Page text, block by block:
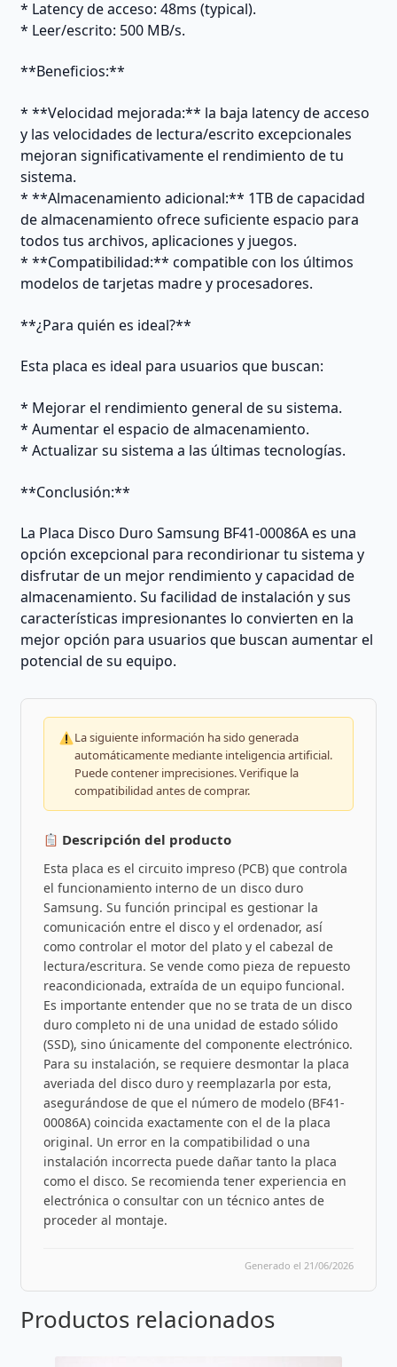
* Latency de acceso: 48ms (typical).
* Leer/escrito: 500 MB/s.
**Beneficios:**
* **Velocidad mejorada:** la baja latency de acceso
y las velocidades de lectura/escrito excepcionales
mejoran significativamente el rendimiento de tu
sistema.
* **Almacenamiento adicional:** 1TB de capacidad
de almacenamiento ofrece suficiente espacio para
todos tus archivos, aplicaciones y juegos.
* **Compatibilidad:** compatible con los últimos
modelos de tarjetas madre y procesadores.
**¿Para quién es ideal?**
Esta placa es ideal para usuarios que buscan:
* Mejorar el rendimiento general de su sistema.
* Aumentar el espacio de almacenamiento.
* Actualizar su sistema a las últimas tecnologías.
**Conclusión:**
La Placa Disco Duro Samsung BF41-00086A es una
opción excepcional para recondirionar tu sistema y
disfrutar de un mejor rendimiento y capacidad de
almacenamiento. Su facilidad de instalación y sus
características impresionantes lo convierten en la
mejor opción para usuarios que buscan aumentar el
potencial de su equipo.
La siguiente información ha sido generada
automáticamente mediante inteligencia artificial.
Puede contener imprecisiones. Verifique la
compatibilidad antes de comprar.
Descripción del producto
Esta placa es el circuito impreso (PCB) que controla
el funcionamiento interno de un disco duro
Samsung. Su función principal es gestionar la
comunicación entre el disco y el ordenador, así
como controlar el motor del plato y el cabezal de
lectura/escritura. Se vende como pieza de repuesto
reacondicionada, extraída de un equipo funcional.
Es importante entender que no se trata de un disco
duro completo ni de una unidad de estado sólido
(SSD), sino únicamente del componente electrónico.
Para su instalación, se requiere desmontar la placa
averiada del disco duro y reemplazarla por esta,
asegurándose de que el número de modelo (BF41-
00086A) coincida exactamente con el de la placa
original. Un error en la compatibilidad o una
instalación incorrecta puede dañar tanto la placa
como el disco. Se recomienda tener experiencia en
electrónica o consultar con un técnico antes de
proceder al montaje.
Generado el 21/06/2026
Productos relacionados